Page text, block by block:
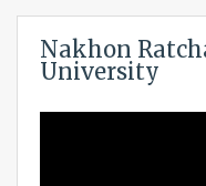
Nakhon
University